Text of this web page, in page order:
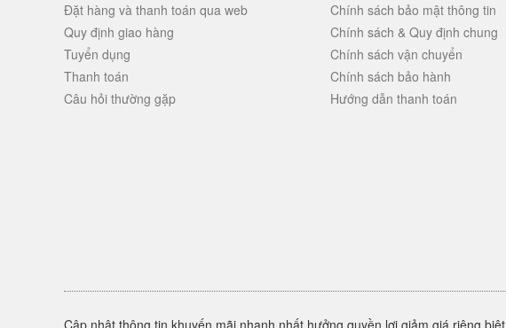
Đặt hàng và thanh toán qua web
Quy định giao hàng
Tuyển dụng
Thanh toán
Câu hỏi thường gặp
Chính sách bảo mật thông tin
Chính sách & Quy định chung
Chính sách vận chuyển
Chính sách bảo hành
Hướng dẫn thanh toán
Cập nhật thông tin khuyến mãi nhanh nhất hưởng quyền lợi giảm giá riêng biệt